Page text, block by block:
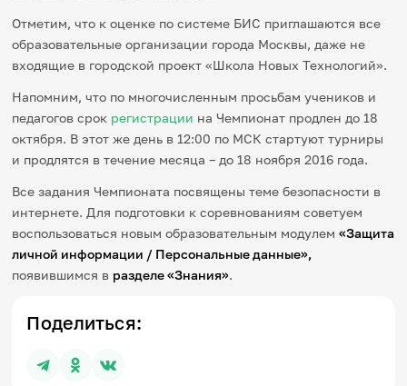
Отметим, что к оценке по системе БИС приглашаются все
образовательные организации города Москвы, даже не
входящие в городской проект «Школа Новых Технологий».
Напомним, что по многочисленным просьбам учеников и
педагогов срок регистрации на Чемпионат продлен до 18
октября. В этот же день в 12:00 по МСК стартуют турниры
и продлятся в течение месяца – до 18 ноября 2016 года.
Все задания Чемпионата посвящены теме безопасности в
интернете. Для подготовки к соревнованиям советуем
воспользоваться новым образовательным модулем«Защита
личной информации / Персональные данные»,
появившимся в разделе «Знания».
Поделиться: